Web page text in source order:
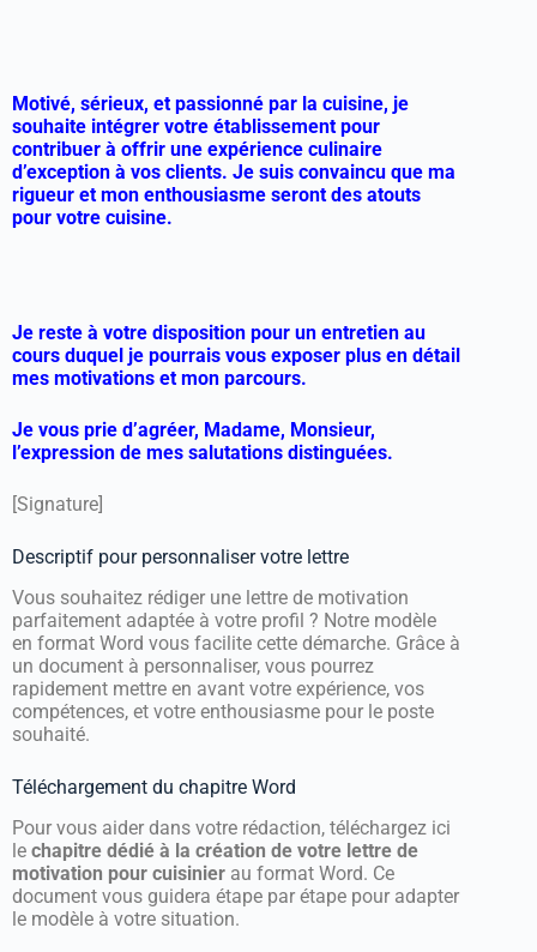
Motivé, sérieux, et passionné par la cuisine, je
souhaite intégrer votre établissement pour
contribuer à offrir une expérience culinaire
d’exception à vos clients. Je suis convaincu que ma
rigueur et mon enthousiasme seront des atouts
pour votre cuisine.
Je reste à votre disposition pour un entretien au
cours duquel je pourrais vous exposer plus en détail
mes motivations et mon parcours.
Je vous prie d’agréer, Madame, Monsieur,
l’expression de mes salutations distinguées.
[Signature]
Descriptif pour personnaliser votre lettre
Vous souhaitez rédiger une lettre de motivation
parfaitement adaptée à votre profil ? Notre modèle
en format Word vous facilite cette démarche. Grâce à
un document à personnaliser, vous pourrez
rapidement mettre en avant votre expérience, vos
compétences, et votre enthousiasme pour le poste
souhaité.
Téléchargement du chapitre Word
Pour vous aider dans votre rédaction, téléchargez ici
le chapitre dédié à la création de votre lettre de
motivation pour cuisinier au format Word. Ce
document vous guidera étape par étape pour adapter
le modèle à votre situation.